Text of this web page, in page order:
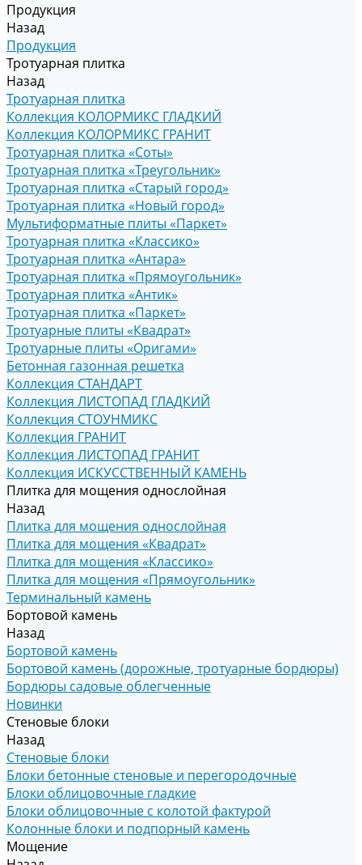
Продукция
Назад
Продукция
Тротуарная плитка
Назад
Тротуарная плитка
Коллекция КОЛОРМИКС ГЛАДКИЙ
Коллекция КОЛОРМИКС ГРАНИТ
Тротуарная плитка «Соты»
Тротуарная плитка «Треугольник»
Тротуарная плитка «Старый город»
Тротуарная плитка «Новый город»
Мультиформатные плиты «Паркет»
Тротуарная плитка «Классико»
Тротуарная плитка «Антара»
Тротуарная плитка «Прямоугольник»
Тротуарная плитка «Антик»
Тротуарная плитка «Паркет»
Тротуарные плиты «Квадрат»
Тротуарные плиты «Оригами»
Бетонная газонная решетка
Коллекция СТАНДАРТ
Коллекция ЛИСТОПАД ГЛАДКИЙ
Коллекция СТОУНМИКС
Коллекция ГРАНИТ
Коллекция ЛИСТОПАД ГРАНИТ
Коллекция ИСКУССТВЕННЫЙ КАМЕНЬ
Плитка для мощения однослойная
Назад
Плитка для мощения однослойная
Плитка для мощения «Квадрат»
Плитка для мощения «Классико»
Плитка для мощения «Прямоугольник»
Терминальный камень
Бортовой камень
Назад
Бортовой камень
Бортовой камень (дорожные, тротуарные бордюры)
Бордюры садовые облегченные
Новинки
Стеновые блоки
Назад
Стеновые блоки
Блоки бетонные стеновые и перегородочные
Блоки облицовочные гладкие
Блоки облицовочные с колотой фактурой
Колонные блоки и подпорный камень
Мощение